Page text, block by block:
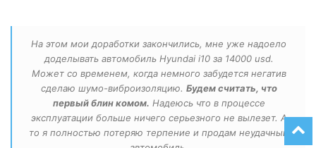
На этом мои доработки закончились, мне уже надоело
доделывать автомобиль Hyundai i10 за 14000 usd.
Может со временем, когда немного забудется негатив
сделаю шумо-виброизоляцию. Будем считать, что
первый блин комом. Надеюсь что в процессе
эксплуатации больше ничего серьезного не вылезет. А
то я полностью потеряю терпение и продам неудачный